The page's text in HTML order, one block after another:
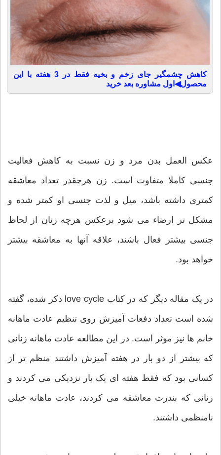
کاهش چشمگیر جای زخم و بخیه فقط در 3 هفته با این
محصول◀اول مشاوره بعد خرید
عکس العمل بدن مرد و زن نسبت به کاهش فعالیت
جنسی کاملا متفاوت است. زن هرچقدر تعداد معاشقه
کمتری داشته باشد، میل و لذت جنسی او کمتر شده و
مشکل تر ارضاء می شود برعکس هرچه زنان از لحاظ
جنسی بیشتر فعال باشند، علاقه آنها به معاشقه بیشتر
خواهد بود.
در یک مقاله دیگر که در کتاب love cycle ذکر شده، گفته
شده است تعداد دفعات آمیزش روی تنظیم عادت ماهانه
خانم ها نیز موثر است. در این مطالعه عادت ماهانه زنانی
که بیشتر از دو بار در هفته آمیزش داشتند منظم تر از
کسانی بود که فقط هفته ای یک بار نزدیکی می کردند و
زنانی که بندرت معاشقه می کردند، عادت ماهانه خیلی
نامنظمی داشتند.